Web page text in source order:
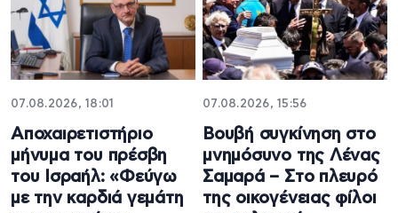
07.08.2026, 18:01
Αποχαιρετιστήριο
μήνυμα του πρέσβη
του Ισραήλ: «Φεύγω
με την καρδιά γεμάτη
07.08.2026, 15:56
Βουβή συγκίνηση στο
μνημόσυνο της Λένας
Σαμαρά – Στο πλευρό
της οικογένειας φίλοι